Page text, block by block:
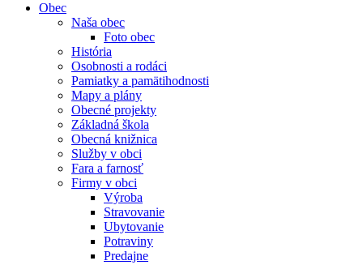
Obec
Naša obec
Foto obec
História
Osobnosti a rodáci
Pamiatky a pamätihodnosti
Mapy a plány
Obecné projekty
Základná škola
Obecná knižnica
Služby v obci
Fara a farnosť
Firmy v obci
Výroba
Stravovanie
Ubytovanie
Potraviny
Predajne